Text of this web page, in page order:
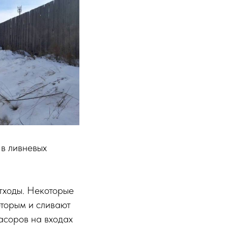
ливневых
Некоторые
и сливают
на входах